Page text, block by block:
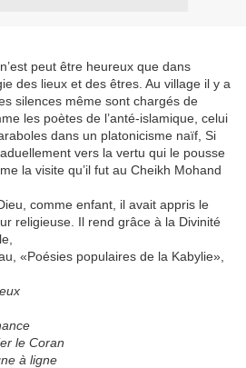
peut être heureux que dans
des lieux et des êtres. Au village il y a
silences même sont chargés de
les poètes de l’anté-islamique, celui
dans un platonicisme naïf, Si
vers la vertu qui le pousse
la visite qu’il fut au Cheikh Mohand
comme enfant, il avait appris le
religieuse. Il rend grâce à la Divinité
«Poésies populaires de la Kabylie»,
le Coran
à ligne